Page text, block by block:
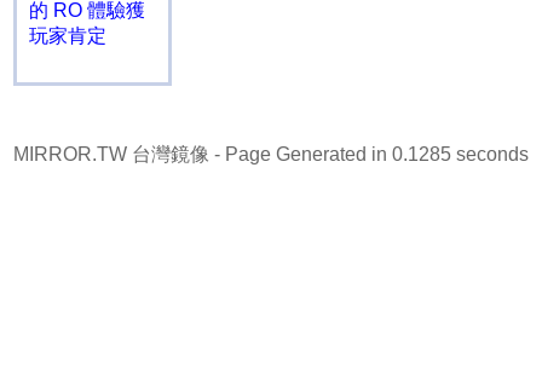
的 RO 體驗獲
玩家肯定
MIRROR.TW 台灣鏡像 - Page Generated in 0.1285 seconds